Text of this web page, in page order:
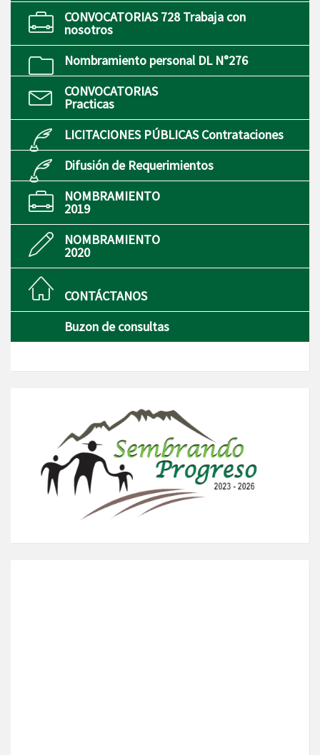
CONVOCATORIAS 728 Trabaja con
nosotros
Nombramiento personal DL N°276
CONVOCATORIAS
Practicas
LICITACIONES PÚBLICAS Contrataciones
Difusión de Requerimientos
NOMBRAMIENTO
2019
NOMBRAMIENTO
2020
CONTÁCTANOS
Buzon de consultas